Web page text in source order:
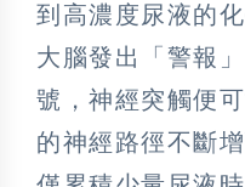
到高濃度尿液的
大腦發出「警報
號，神經突觸便
的神經路徑不斷